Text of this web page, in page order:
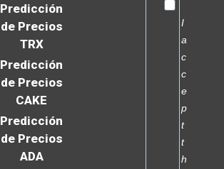
Predicción
de Precios
TRX
Predicción
de Precios
CAKE
Predicción
de Precios
ADA
I
a
c
c
e
p
t
t
h